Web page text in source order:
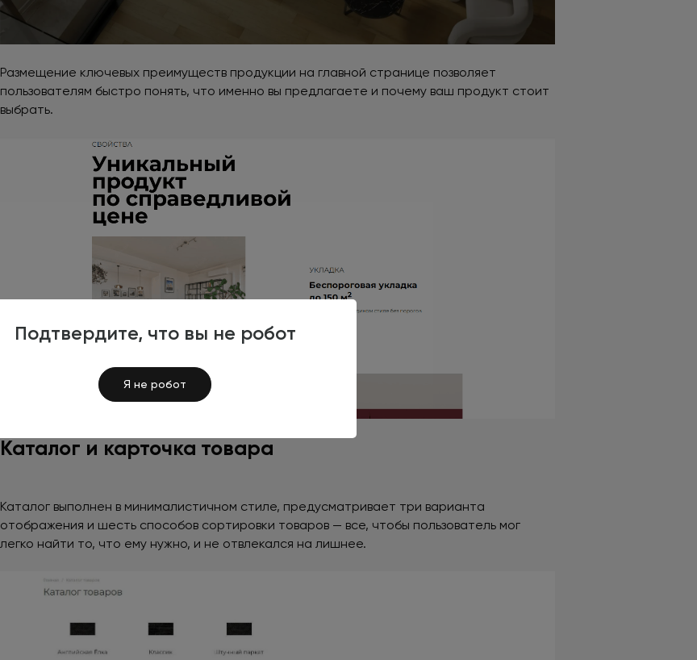
Подтвердите, что вы не робот
Я не робот
Размещение ключевых преимуществ продукции на главной странице позволяет
пользователям быстро понять, что именно вы предлагаете и почему ваш продукт стоит
выбрать.
Каталог и карточка товара
Каталог выполнен в минималистичном стиле, предусматривает три варианта
отображения и шесть способов сортировки товаров — все, чтобы пользователь мог
легко найти то, что ему нужно, и не отвлекался на лишнее.